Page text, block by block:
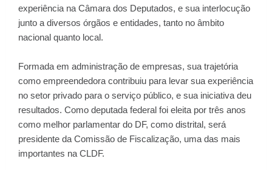
experiência na Câmara dos Deputados, e sua interlocução
junto a diversos órgãos e entidades, tanto no âmbito
nacional quanto local.
Formada em administração de empresas, sua trajetória
como empreendedora contribuiu para levar sua experiência
no setor privado para o serviço público, e sua iniciativa deu
resultados. Como deputada federal foi eleita por três anos
como melhor parlamentar do DF, como distrital, será
presidente da Comissão de Fiscalização, uma das mais
importantes na CLDF.